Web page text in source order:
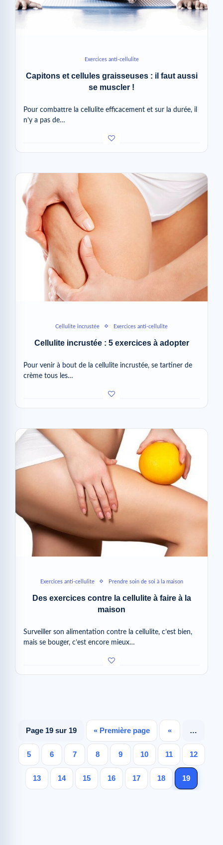
Exercices anti-cellulite
Capitons et cellules graisseuses : il faut aussi
se muscler !
Pour combattre la cellulite efficacement et sur la durée, il
n’y a pas de…
Cellulite incrustée Exercices anti-cellulite
Cellulite incrustée : 5 exercices à adopter
Pour venir à bout de la cellulite incrustée, se tartiner de
crème tous les…
Exercices anti-cellulite Prendre soin de soi à la maison
Des exercices contre la cellulite à faire à la
maison
Surveiller son alimentation contre la cellulite, c’est bien,
mais se bouger, c’est encore mieux…
Page 19 sur 19 « Première page « …
5 6 7 8 9 10 11 12
13 14 15 16 17 18 19